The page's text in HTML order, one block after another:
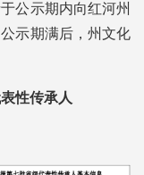
公示期内向红河州
示期满后，州文化
性传承人